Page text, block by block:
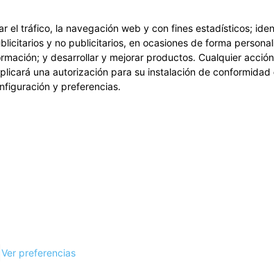
el tráfico, la navegación web y con fines estadísticos;
y no publicitarios, en ocasiones de forma
y desarrollar y mejorar productos. Cualquier
una autorización para su instalación de conformidad
y preferencias.
Ver preferencias